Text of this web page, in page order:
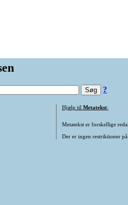
?
Hjælp til Metatekst:
Metatekst er forskellige
Der er ingen restriktioner